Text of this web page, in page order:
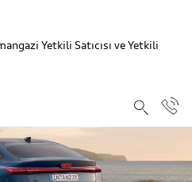
Yetkili Satıcısı ve Yetkili